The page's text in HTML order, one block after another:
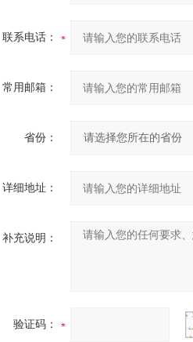
联系电话：
常用邮箱：
省份：
详细地址：
补充说明：
验证码：